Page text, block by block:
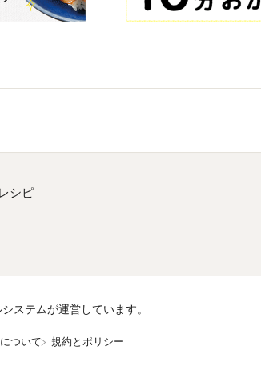
シピ
ステムが運営しています。
ついて 規約とポリシー